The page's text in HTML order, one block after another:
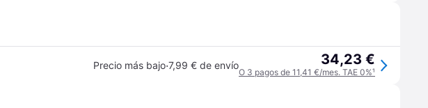
Precio más bajo·7,99 € de envío 34,23 €
O 3 pagos de 11,41 €/mes. TAE 0%¹